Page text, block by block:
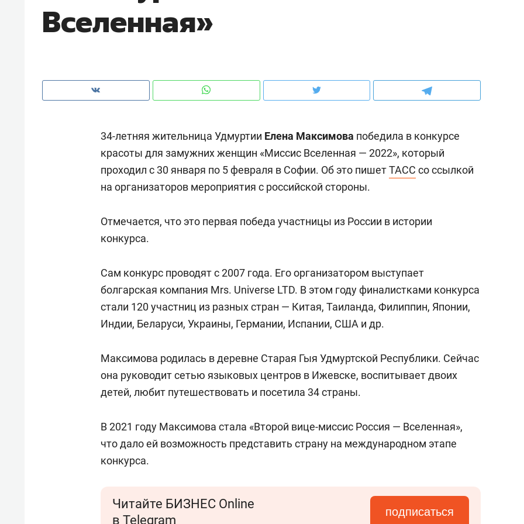
Вселенная»
34-летняя жительница Удмуртии Елена Максимова победила в конкурсе
красоты для замужних женщин «Миссис Вселенная — 2022», который
проходил с 30 января по 5 февраля в Софии. Об это пишетТАСС со ссылкой
на организаторов мероприятия с российской стороны.
Отмечается, что это первая победа участницы из России в истории
конкурса.
Сам конкурс проводят с 2007 года. Его организатором выступает
болгарская компания Mrs. Universe LTD. В этом году финалистками конкурса
стали 120 участниц из разных стран — Китая, Таиланда, Филиппин, Японии,
Индии, Беларуси, Украины, Германии, Испании, США и др.
Максимова родилась в деревне Старая Гыя Удмуртской Республики. Сейчас
она руководит сетью языковых центров в Ижевске, воспитывает двоих
детей, любит путешествовать и посетила 34 страны.
В 2021 году Максимова стала «Второй вице-миссис Россия — Вселенная»,
что дало ей возможность представить страну на международном этапе
конкурса.
Читайте БИЗНЕС Online
в Telegram
подписаться
чем интересен Оман?
Падел, фитнес, танцы и даже
ниндзя-зал: как ТРЦ «Франт»
Психотерапевт «Фороса»:
свою сверхнагрузку
стрессом»
Дизайнер-прораб
для меня это